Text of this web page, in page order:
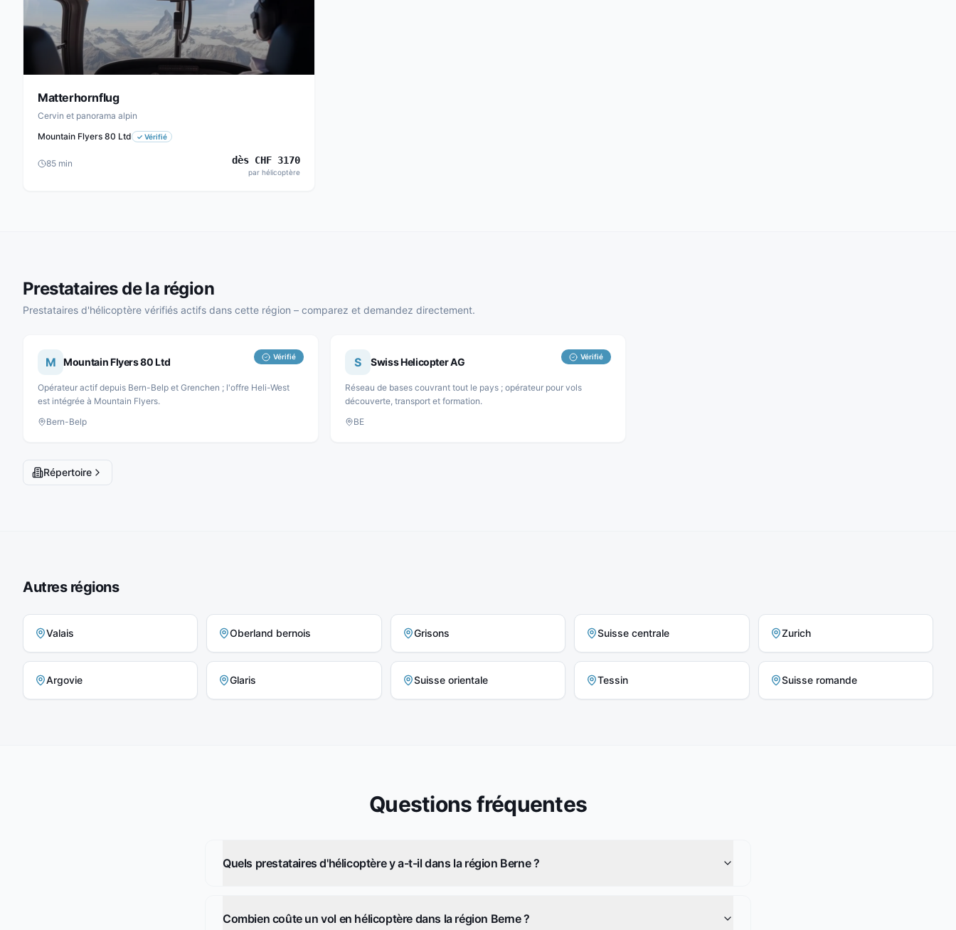
Matterhornflug
Cervin et panorama alpin
Mountain Flyers 80 Ltd
✓ Vérifié
85 min dèsCHF 3170
par hélicoptère
Prestataires de la région
Prestataires d'hélicoptère vérifiés actifs dans cette région – comparez et demandez directement.
M Mountain Flyers 80 Ltd Vérifié
Opérateur actif depuis Bern-Belp et Grenchen ; l'offre Heli-West
est intégrée à Mountain Flyers.
Bern-Belp
S Swiss Helicopter AG Vérifié
Réseau de bases couvrant tout le pays ; opérateur pour vols
découverte, transport et formation.
BE
Répertoire
Autres régions
Valais Oberland bernois Grisons Suisse centrale Zurich
Argovie Glaris Suisse orientale Tessin Suisse romande
Questions fréquentes
Quels prestataires d'hélicoptère y a-t-il dans la région Berne ?
Combien coûte un vol en hélicoptère dans la région Berne ?